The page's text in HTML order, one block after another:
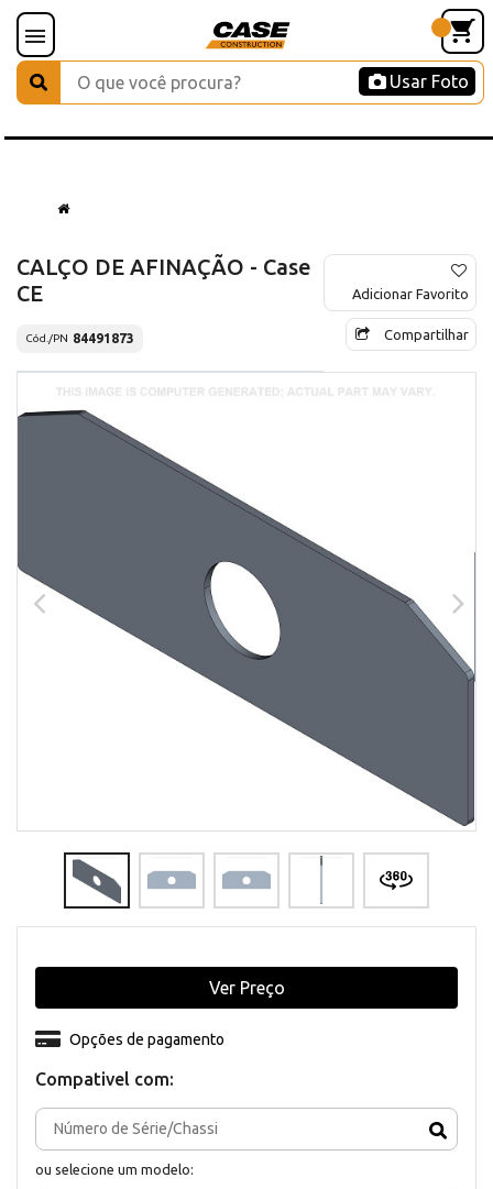
Usar Foto
CALÇO DE AFINAÇÃO - Case
CE
Cód./PN 84491873
Adicionar Favorito
Compartilhar
Compativel com:
ou selecione um modelo:
Opções de pagamento
Ver Preço